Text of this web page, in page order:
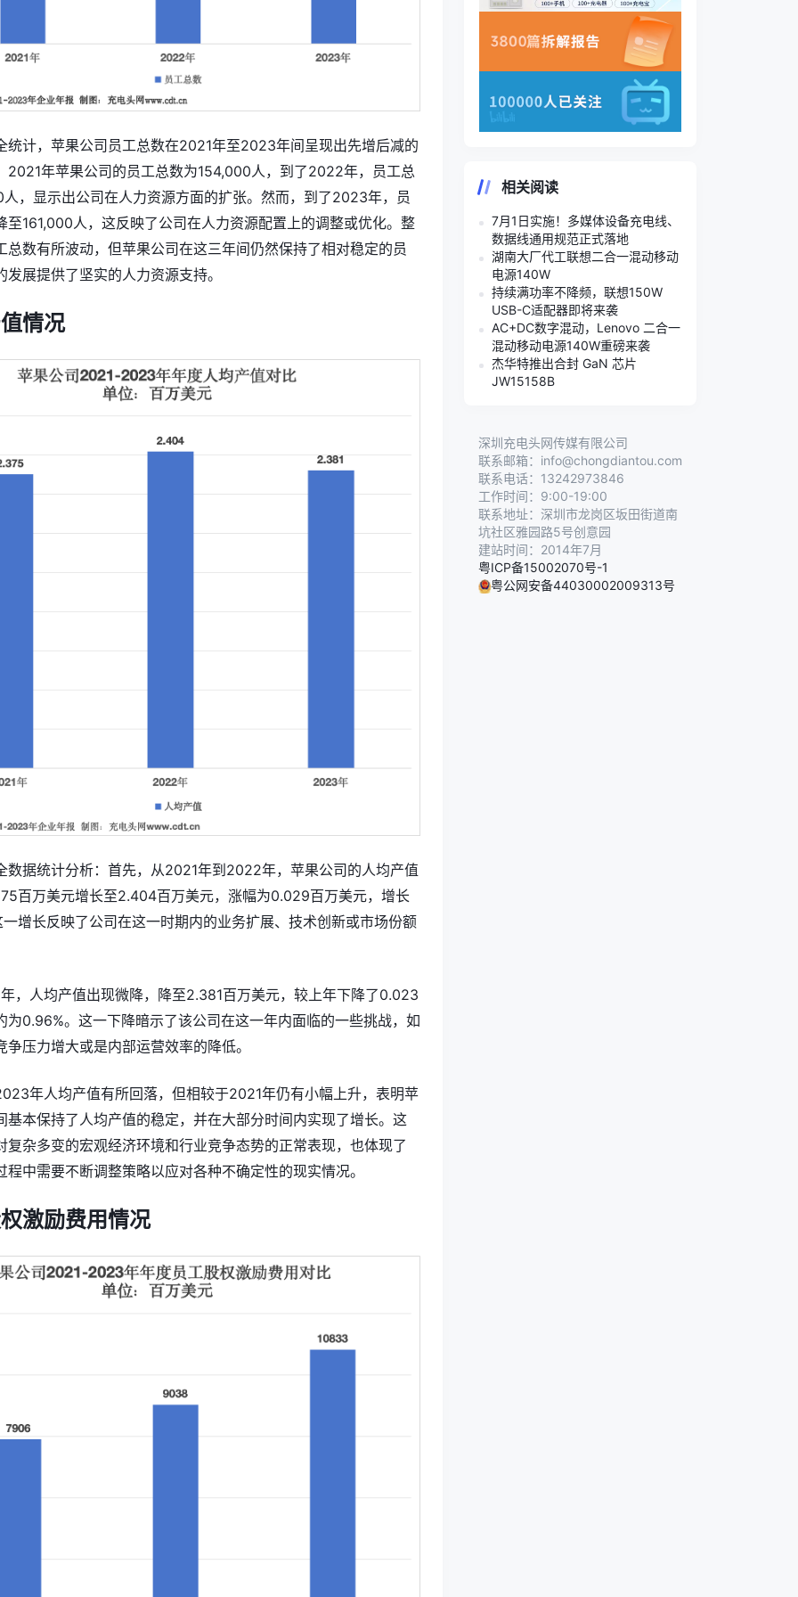
统计，苹果公司员工总数在2021年至2023年间呈现出先增后减的
2021年苹果公司的员工总数为154,000人，到了2022年，员工总
，显示出公司在人力资源方面的扩张。然而，到了2023年，员
至161,000人，这反映了公司在人力资源配置上的调整或优化。整
总数有所波动，但苹果公司在这三年间仍然保持了相对稳定的员
展提供了坚实的人力资源支持。
情况
数据统计分析：首先，从2021年到2022年，苹果公司的人均产值
百万美元增长至2.404百万美元，涨幅为0.029百万美元，增长
增长反映了公司在这一时期内的业务扩展、技术创新或市场份额
，人均产值出现微降，降至2.381百万美元，较上年下降了0.023
为0.96%。这一下降暗示了该公司在这一年内面临的一些挑战，如
压力增大或是内部运营效率的降低。
年人均产值有所回落，但相较于2021年仍有小幅上升，表明苹
基本保持了人均产值的稳定，并在大部分时间内实现了增长。这
复杂多变的宏观经济环境和行业竞争态势的正常表现，也体现了
程中需要不断调整策略以应对各种不确定性的现实情况。
激励费用情况
相关阅读
7月1日实施！多媒体设备充电线、
数据线通用规范正式落地
湖南大厂代工联想二合一混动移动
电源140W
持续满功率不降频，联想150W
USB-C适配器即将来袭
AC+DC数字混动，Lenovo 二合一
混动移动电源140W重磅来袭
杰华特推出合封 GaN 芯片
JW15158B
深圳充电头网传媒有限公司
联系邮箱：info@chongdiantou.com
联系电话：13242973846
工作时间：9:00-19:00
联系地址：深圳市龙岗区坂田街道南
坑社区雅园路5号创意园
建站时间：2014年7月
粤ICP备15002070号-1
粤公网安备44030002009313号